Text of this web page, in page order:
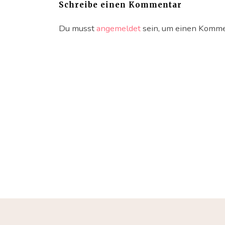
Schreibe einen Kommentar
Du musstangemeldetsein, um einen